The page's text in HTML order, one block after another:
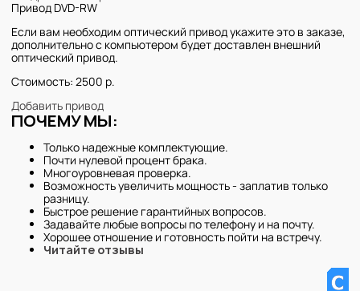
Привод DVD-RW
Если вам необходим оптический привод укажите это в заказе,
дополнительно с компьютером будет доставлен внешний
оптический привод.
Стоимость: 2500 р.
Добавить привод
ПОЧЕМУ МЫ:
Только надежные комплектующие.
Почти нулевой процент брака.
Многоуровневая проверка.
Возможность увеличить мощность - заплатив только
разницу.
Быстрое решение гарантийных вопросов.
Задавайте любые вопросы по телефону и на почту.
Хорошее отношение и готовность пойти на встречу.
Читайте отзывы